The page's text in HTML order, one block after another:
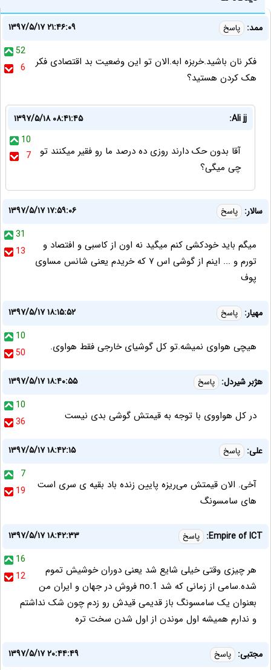
ممد: پاسخ
۱۳۹۷/۵/۱۷ ۲۱:۴۶:۰۹
52
6
فکر نان باشید.خربزه ابه.الان تو این وضعیت بد اقتصادی فکر
هک کردن هستید؟
Ali jj:
۱۳۹۷/۵/۱۸ ۰۸:۴۱:۴۵
10
7
آقا بدون حک دارند روزی ده درصد ما رو فقیر میکنند تو
چی میگی؟
سالار: پاسخ
۱۳۹۷/۵/۱۷ ۱۷:۵۹:۰۶
31
13
میگم باید خودکشی کنم میگید نه اون از کاسبی و افتصاد و
تورم و ... اینم از گوشی اس ۷ که خریدم یعنی شانس مساوی
پوف
مهیار: پاسخ
۱۳۹۷/۵/۱۷ ۱۸:۱۵:۵۲
10
50
هیچی هواوی نمیشه.تو کل گوشیای خارجی فقط هواوی.
هژبر شیردل: پاسخ
۱۳۹۷/۵/۱۷ ۱۸:۴۰:۵۵
10
36
در کل هواووی با توجه به قیمتش گوشی بدی نیست
علی: پاسخ
۱۳۹۷/۵/۱۷ ۱۸:۴۲:۱۵
7
19
آخی. الان قیمتش می‌ریزه پایین زنده باد بقیه ی سری است
های سامسونگ
Empire of ICT: پاسخ
۱۳۹۷/۵/۱۷ ۱۸:۴۲:۳۳
16
12
هر چیزی وقتی خیلی شایع شد یعنی دوران خوشیش تموم
شده.سامی از زمانی که شد no.1 فروش در جهان و ایران من
بعنوان یک سامسونگ باز قدیمی قیدش رو زدم چون شک نداشتم
و ندارم همیشه اول موندن از اول شدن سخت تره
مجتبی: پاسخ
۱۳۹۷/۵/۱۷ ۲۰:۴۴:۴۹